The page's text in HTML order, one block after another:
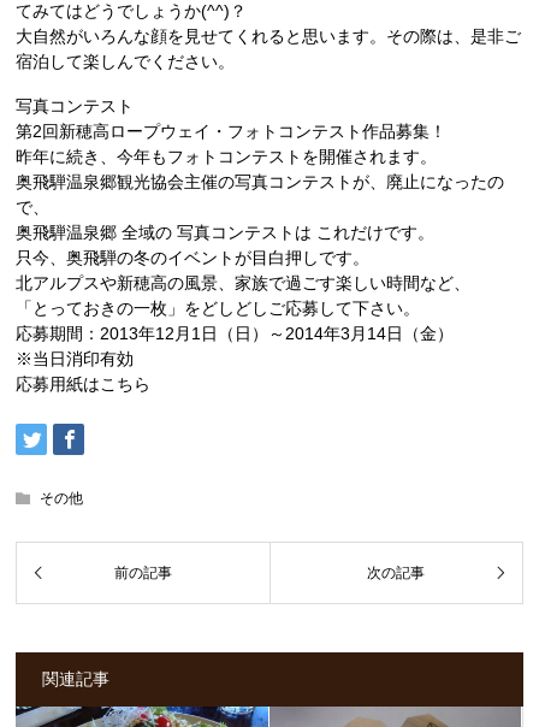
てみてはどうでしょうか(^^)？
大自然がいろんな顔を見せてくれると思います。その際は、是非ご
宿泊して楽しんでください。
写真コンテスト
第2回新穂高ロープウェイ・フォトコンテスト作品募集！
昨年に続き、今年もフォトコンテストを開催されます。
奥飛騨温泉郷観光協会主催の写真コンテストが、廃止になったの
で、
奥飛騨温泉郷 全域の 写真コンテストは これだけです。
只今、奥飛騨の冬のイベントが目白押しです。
北アルプスや新穂高の風景、家族で過ごす楽しい時間など、
「とっておきの一枚」をどしどしご応募して下さい。
応募期間：2013年12月1日（日）～2014年3月14日（金）
※当日消印有効
応募用紙はこちら
その他
関連記事